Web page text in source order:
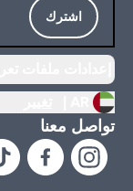
اشترك
تواصل معنا